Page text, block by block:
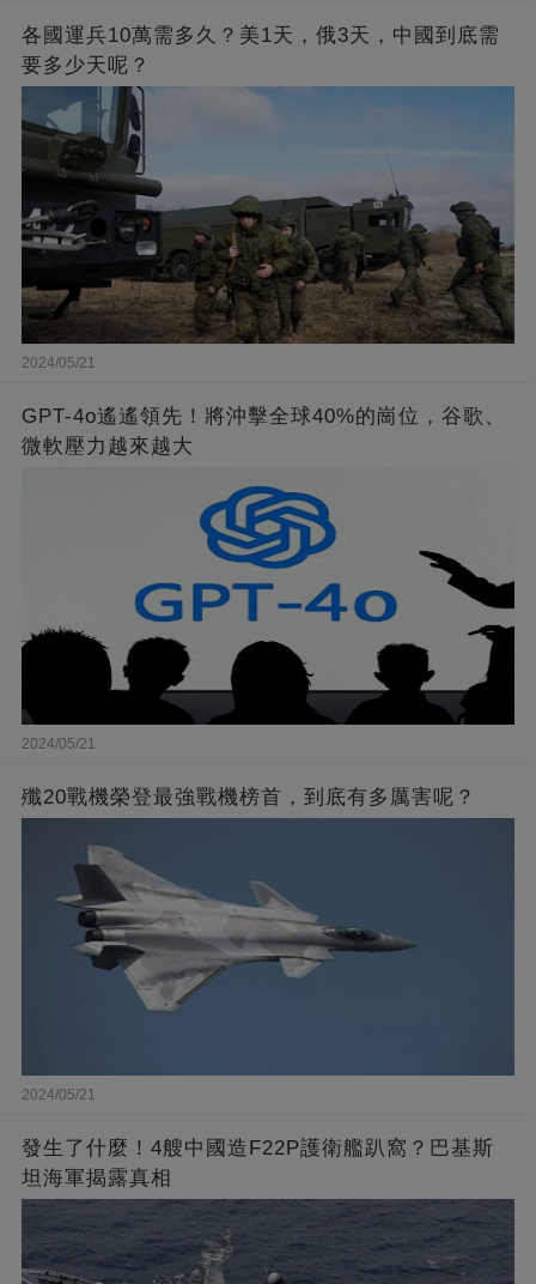
各國運兵10萬需多久？美1天，俄3天，中國到底需
要多少天呢？
2024/05/21
GPT-4o遙遙領先！將沖擊全球40%的崗位，谷歌、
微軟壓力越來越大
2024/05/21
殲20戰機榮登最強戰機榜首，到底有多厲害呢？
2024/05/21
發生了什麼！4艘中國造F22P護衛艦趴窩？巴基斯
坦海軍揭露真相